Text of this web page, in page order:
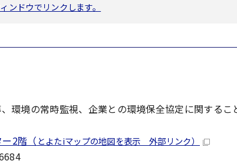
ンドウでリンクします。
環境の常時監視、企業との環境保全協定に関するこ
2階（ とよたiマップの地図を表示 外部リンク）